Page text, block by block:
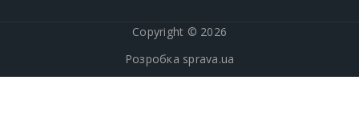
Copyright © 2026
Розробка sprava.ua